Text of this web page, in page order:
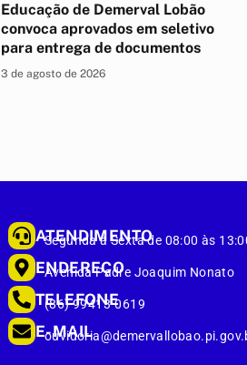
Educação de Demerval Lobão
convoca aprovados em seletivo
para entrega de documentos
3 de agosto de 2026
ATENDIMENTO
Segunda à Sexta de 08:00 às
ENDEREÇO
Avenida Padre Joaquim Nonato
TELEFONE
(86) 99413-0619
E-MAIL